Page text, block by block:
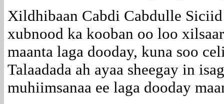
Xildhibaan Cabdi Cabdulle
xubnood ka kooban oo loo
maanta laga dooday, kuna soo
Talaadada ah ayaa sheegay in
muhiimsanaa ee laga dooday